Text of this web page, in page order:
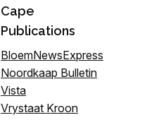
Cape
Publications
BloemNewsExpress
Noordkaap Bulletin
Vista
Vrystaat Kroon